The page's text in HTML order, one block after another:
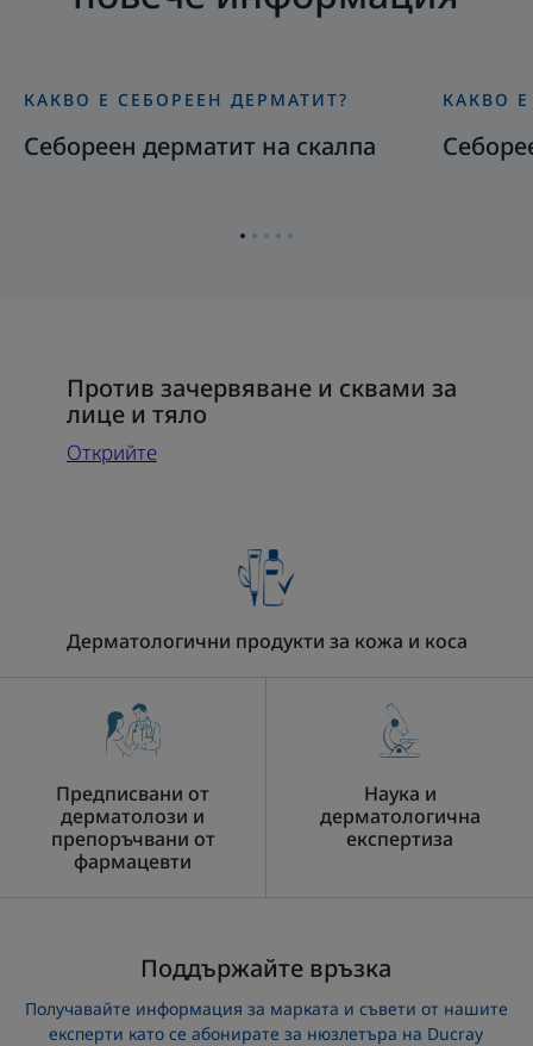
Открийте
Себореен
дерматит
КАКВО E СЕБОРЕEН ДЕРМАТИТ?
Себореен дерматит на скалпа
Открийте
дерматит
КАКВО
Отидете
Отидете
Отидете
Отидете
Отидете
Против
зачервяване
и
Против зачервяване и сквами за
лице и тяло
Открийте
Дерматологични продукти за кожа и коса
Предписвани от
дерматолози и
препоръчвани от
фармацевти
Наука и
дерматологична
експертиза
Поддържайте връзка
Получавайте информация за марката и съвети от нашите
експерти като се абонирате за нюзлетъра на Ducray